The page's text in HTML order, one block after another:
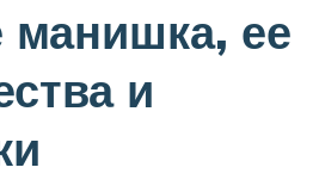
манишка, ее
и